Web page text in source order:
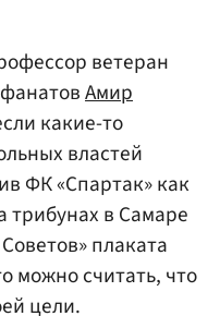
ветеран
Амир
какие-то
властей
ФК «Спартак» как
трибунах в Самаре
плаката
можно считать, что
цели.